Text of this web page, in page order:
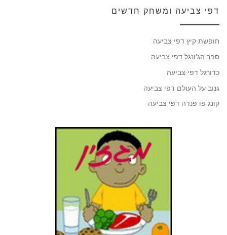
דפי צביעה ומשחק חדשים
חופשת קיץ דפי צביעה
ספר הג'ונגל דפי צביעה
כדורגל דפי צביעה
גנוב על העולם דפי צביעה
קונג פו פנדה דפי צביעה